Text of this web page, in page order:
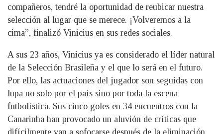
compañeros, tendré la oportunidad de reubicar nuestra
selección al lugar que se merece. ¡Volveremos a la
cima”, finalizó Vinicius en sus redes sociales.
A sus 23 años, Vinicius ya es considerado el líder natural
de la Selección Brasileña y el que lo será en el futuro.
Por ello, las actuaciones del jugador son seguidas con
lupa no solo por el país sino por toda la escena
futbolística. Sus cinco goles en 34 encuentros con la
Canarinha han provocado un aluvión de críticas que